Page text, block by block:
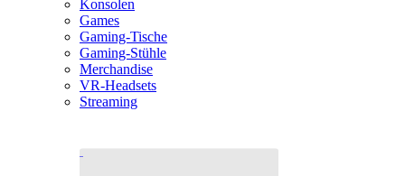
Konsolen
Games
Gaming-Tische
Gaming-Stühle
Merchandise
VR-Headsets
Streaming